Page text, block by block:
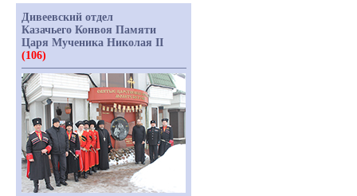
Дивеевский отдел
Казачьего Конвоя Памяти
Царя Мученика Николая II
(106)